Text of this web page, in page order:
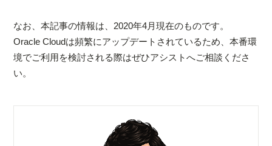
なお、本記事の情報は、2020年4月現在のものです。
Oracle Cloudは頻繁にアップデートされているため、本番環
境でご利用を検討される際はぜひアシストへご相談くださ
い。